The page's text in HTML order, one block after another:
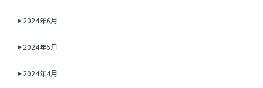
2024年6月
2024年5月
2024年4月